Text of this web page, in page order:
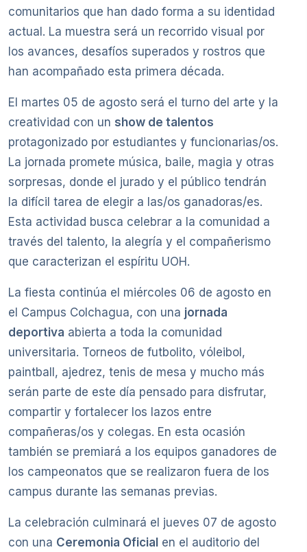
comunitarios que han dado forma a su identidad
actual. La muestra será un recorrido visual por
los avances, desafíos superados y rostros que
han acompañado esta primera década.
El martes 05 de agosto será el turno del arte y la
creatividad con un show de talentos
protagonizado por estudiantes y funcionarias/os.
La jornada promete música, baile, magia y otras
sorpresas, donde el jurado y el público tendrán
la difícil tarea de elegir a las/os ganadoras/es.
Esta actividad busca celebrar a la comunidad a
través del talento, la alegría y el compañerismo
que caracterizan el espíritu UOH.
La fiesta continúa el miércoles 06 de agosto en
el Campus Colchagua, con una jornada
deportiva abierta a toda la comunidad
universitaria. Torneos de futbolito, vóleibol,
paintball, ajedrez, tenis de mesa y mucho más
serán parte de este día pensado para disfrutar,
compartir y fortalecer los lazos entre
compañeras/os y colegas. En esta ocasión
también se premiará a los equipos ganadores de
los campeonatos que se realizaron fuera de los
campus durante las semanas previas.
La celebración culminará el jueves 07 de agosto
con una Ceremonia Oficial en el auditorio del